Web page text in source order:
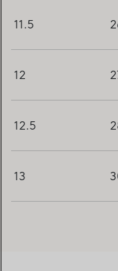
11.5
12
12.5
13